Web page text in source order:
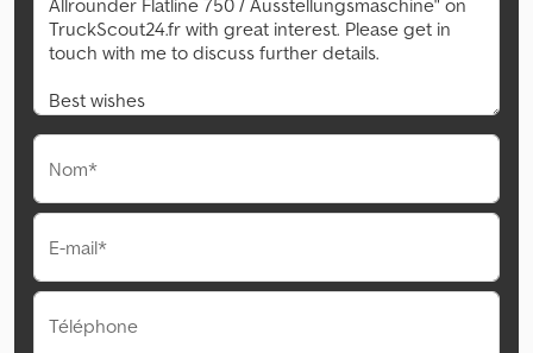
Nom*
E-mail*
Téléphone